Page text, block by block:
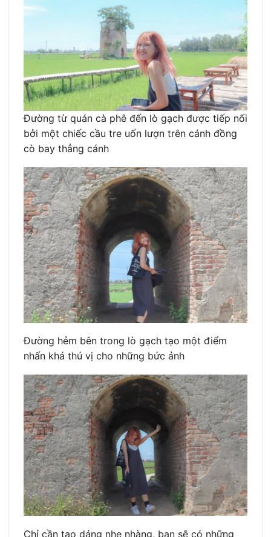
Đường từ quán cà phê đến lò gạch được tiếp nối
bởi một chiếc cầu tre uốn lượn trên cánh đồng
cò bay thẳng cánh
Đường hẻm bên trong lò gạch tạo một điểm
nhấn khá thú vị cho những bức ảnh
Chỉ cần tạo dáng nhẹ nhàng, bạn sẽ có những